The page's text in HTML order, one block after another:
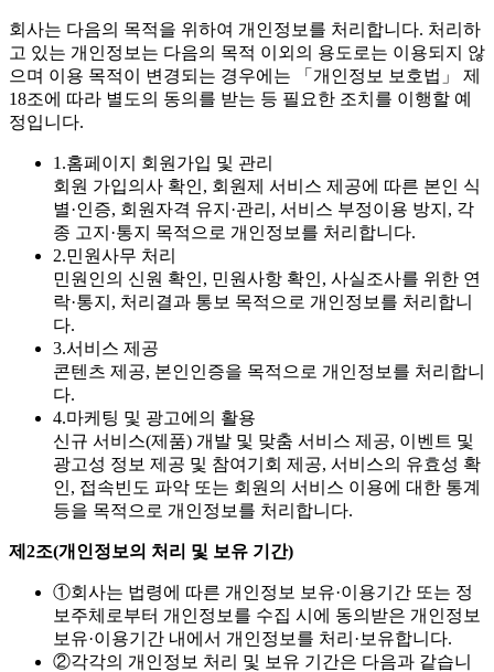
회사는 다음의 목적을 위하여 개인정보를 처리합니다. 처리하
고 있는 개인정보는 다음의 목적 이외의 용도로는 이용되지 않
으며 이용 목적이 변경되는 경우에는 「개인정보 보호법」 제
18조에 따라 별도의 동의를 받는 등 필요한 조치를 이행할 예
정입니다.
1.홈페이지 회원가입 및 관리
회원 가입의사 확인, 회원제 서비스 제공에 따른 본인 식
별·인증, 회원자격 유지·관리, 서비스 부정이용 방지, 각
종 고지·통지 목적으로 개인정보를 처리합니다.
2.민원사무 처리
민원인의 신원 확인, 민원사항 확인, 사실조사를 위한 연
락·통지, 처리결과 통보 목적으로 개인정보를 처리합니
다.
3.서비스 제공
콘텐츠 제공, 본인인증을 목적으로 개인정보를 처리합니
다.
4.마케팅 및 광고에의 활용
신규 서비스(제품) 개발 및 맞춤 서비스 제공, 이벤트 및
광고성 정보 제공 및 참여기회 제공, 서비스의 유효성 확
인, 접속빈도 파악 또는 회원의 서비스 이용에 대한 통계
등을 목적으로 개인정보를 처리합니다.
제2조(개인정보의 처리 및 보유 기간)
①회사는 법령에 따른 개인정보 보유·이용기간 또는 정
보주체로부터 개인정보를 수집 시에 동의받은 개인정보
보유·이용기간 내에서 개인정보를 처리·보유합니다.
②각각의 개인정보 처리 및 보유 기간은 다음과 같습니